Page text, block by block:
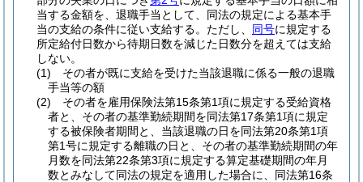
当する金額を、退職手当として、同法の規定による基本手
当の支給の条件に従い支給する。 ただし、 同号に規定する
所定給付日数から待期日数を減じた日数分を超えては支給
しない。
(1)
その者が既に支給を受けた当該退職に係る一般の退職
手当等の額
(2)
その者を雇用保険法第15条第1項に規定する受給資格
者と、その者の基準勤続期間を同法第17条第1項に規定
する被保険者期間と、当該退職の日を同法第20条第1項
第1号に規定する離職の日と、その者の基準勤続期間の年
月数を同法第22条第3項に規定する算定基礎期間の年月
数とみなして同法の規定を適用した場合に、同法第16条